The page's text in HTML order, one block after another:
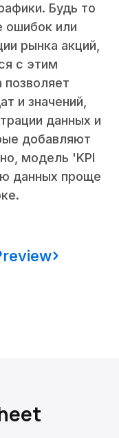
Будь то
ошибок или
рынка акций,
с этим
и значений,
данных и
добавляют
модель 'KPI
данных проще